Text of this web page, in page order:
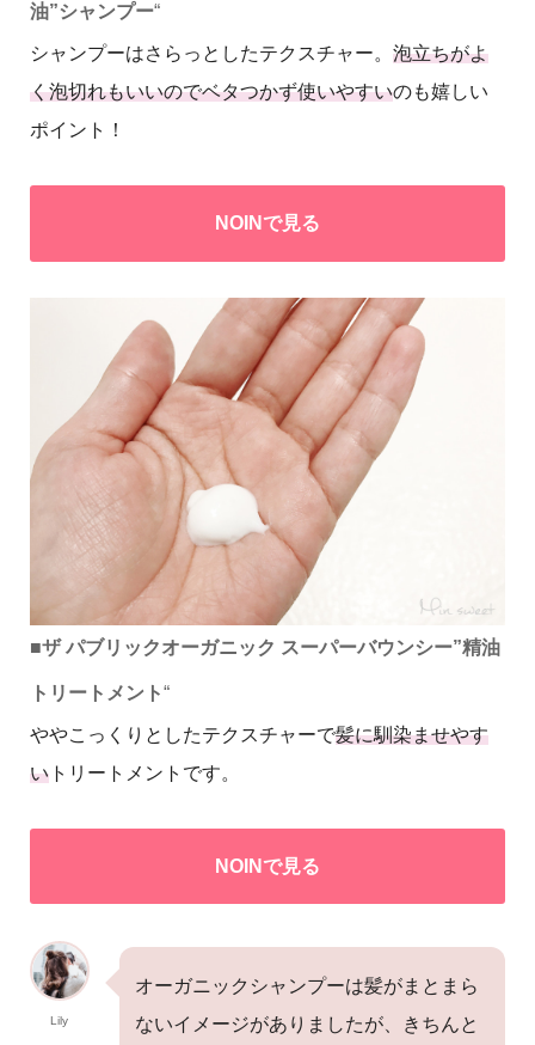
油”シャンプー“
シャンプーはさらっとしたテクスチャー。 泡立ちがよ
く泡切れもいいのでベタつかず使いやすいのも嬉しい
ポイント！
NOINで見る
■ザ パブリックオーガニック スーパーバウンシー”精油
トリートメント“
ややこっくりとしたテクスチャーで髪に馴染ませやす
いトリートメントです。
NOINで見る
Lily
オーガニックシャンプーは髪がまとまら
ないイメージがありましたが、きちんと